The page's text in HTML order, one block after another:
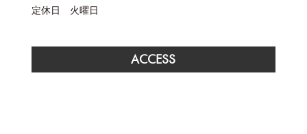
定休日 火曜日
ACCESS